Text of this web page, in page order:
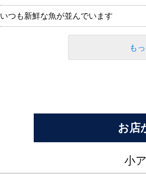
いつも新鮮な魚が並んでいます
も
お店
小